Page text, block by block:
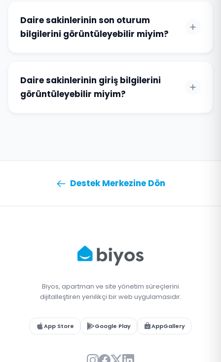
Daire sakinlerinin son oturum
bilgilerini görüntüleyebilir miyim?
Daire sakinlerinin giriş bilgilerini
görüntüleyebilir miyim?
Destek Merkezine Dön
Biyos, apartman ve site yönetim süreçlerini
dijitalleştiren yenilikçi bir web uygulamasıdır.
App Store Google Play AppGallery